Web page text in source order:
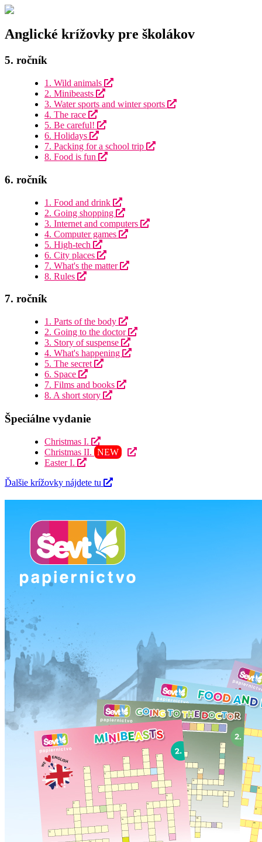
Anglické krížovky pre školákov
5. ročník
1. Wild animals
2. Minibeasts
3. Water sports and winter sports
4. The race
5. Be careful!
6. Holidays
7. Packing for a school trip
8. Food is fun
6. ročník
1. Food and drink
2. Going shopping
3. Internet and computers
4. Computer games
5. High-tech
6. City places
7. What's the matter
8. Rules
7. ročník
1. Parts of the body
2. Going to the doctor
3. Story of suspense
4. What's happening
5. The secret
6. Space
7. Films and books
8. A short story
Špeciálne vydanie
Christmas I.
Christmas II. NEW
Easter I.
Ďalšie krížovky nájdete tu